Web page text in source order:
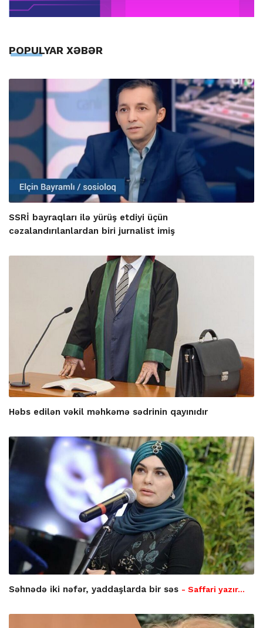
POPULYAR XƏBƏR
SSRİ bayraqları ilə yürüş etdiyi üçün
cəzalandırılanlardan biri jurnalist imiş
Həbs edilən vəkil məhkəmə sədrinin qayınıdır
Səhnədə iki nəfər, yaddaşlarda bir səs - Saffari yazır…